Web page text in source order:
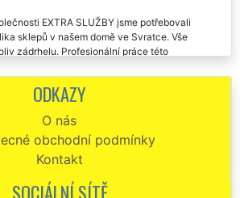
EXTRA SLUŽBY jsme potřebovali
sklepů v našem domě ve Svratce. Vše
zádrhelu. Profesionální práce této
včerejší vyklízení sklepa . Jsem velmi rád, že
služeb této společnosti EXTRA SLUŽBY.
společností stěhovala, a minulý týden mi tatáž
vyklízení mého sklepa ve Svratce. Pokaždé
ODKAZY
O nás
obchodní podmínky
Kontakt
SOCIÁLNÍ SÍTĚ